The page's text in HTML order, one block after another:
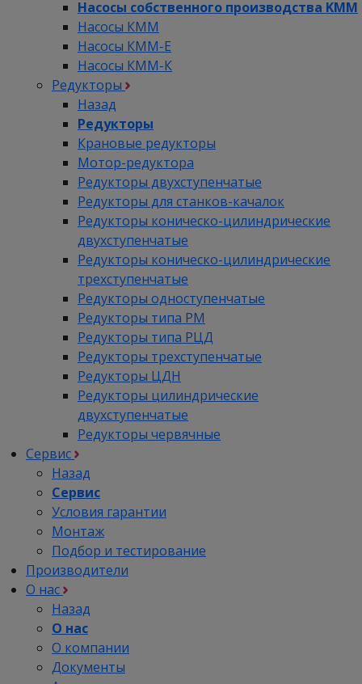
Насосы собственного производства KMM
Насосы КММ
Насосы КММ-Е
Насосы КММ-К
Редукторы
Назад
Редукторы
Крановые редукторы
Мотор-редуктора
Редукторы двухступенчатые
Редукторы для станков-качалок
Редукторы коническо-цилиндрические
двухступенчатые
Редукторы коническо-цилиндрические
трехступенчатые
Редукторы одноступенчатые
Редукторы типа РМ
Редукторы типа РЦД
Редукторы трехступенчатые
Редукторы ЦДН
Редукторы цилиндрические
двухступенчатые
Редукторы червячные
Сервис
Назад
Сервис
Условия гарантии
Монтаж
Подбор и тестирование
Производители
О нас
Назад
О нас
О компании
Документы